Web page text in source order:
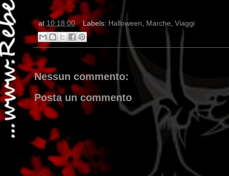
at 10:18:00 Labels: Halloween, Marche, Viaggi
Nessun commento:
Posta un commento